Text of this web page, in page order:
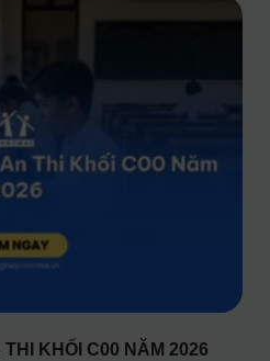
KHỐI C00 NĂM 2026